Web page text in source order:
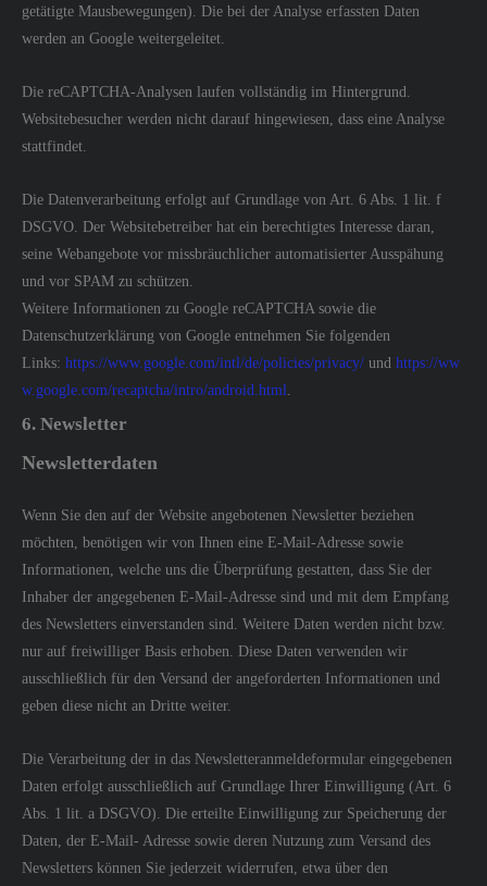
getätigte Mausbewegungen). Die bei der Analyse erfassten Daten
werden an Google weitergeleitet.
Die reCAPTCHA-Analysen laufen vollständig im Hintergrund.
Websitebesucher werden nicht darauf hingewiesen, dass eine Analyse
stattfindet.
Die Datenverarbeitung erfolgt auf Grundlage von Art. 6 Abs. 1 lit. f
DSGVO. Der Websitebetreiber hat ein berechtigtes Interesse daran,
seine Webangebote vor missbräuchlicher automatisierter Ausspähung
und vor SPAM zu schützen.
Weitere Informationen zu Google reCAPTCHA sowie die
Datenschutzerklärung von Google entnehmen Sie folgenden
Links: https://www.google.com/intl/de/policies/privacy/ und https://ww
w.google.com/recaptcha/intro/android.html
6. Newsletter
Newsletterdaten
Wenn Sie den auf der Website angebotenen Newsletter beziehen
möchten, benötigen wir von Ihnen eine E-Mail-Adresse sowie
Informationen, welche uns die Überprüfung gestatten, dass Sie der
Inhaber der angegebenen E-Mail-Adresse sind und mit dem Empfang
des Newsletters einverstanden sind. Weitere Daten werden nicht bzw.
nur auf freiwilliger Basis erhoben. Diese Daten verwenden wir
ausschließlich für den Versand der angeforderten Informationen und
geben diese nicht an Dritte weiter.
Die Verarbeitung der in das Newsletteranmeldeformular eingegebenen
Daten erfolgt ausschließlich auf Grundlage Ihrer Einwilligung (Art. 6
Abs. 1 lit. a DSGVO). Die erteilte Einwilligung zur Speicherung der
Daten, der E-Mail- Adresse sowie deren Nutzung zum Versand des
Newsletters können Sie jederzeit widerrufen, etwa über den